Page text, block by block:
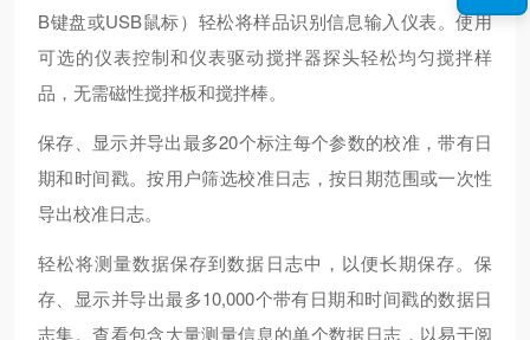
B键盘或USB鼠标）轻松将样品识别信息输入仪表。使用
可选的仪表控制和仪表驱动搅拌器探头轻松均匀搅拌样
品，无需磁性搅拌板和搅拌棒。
保存、显示并导出最多20个标注每个参数的校准，带有日
期和时间戳。按用户筛选校准日志，按日期范围或一次性
导出校准日志。
轻松将测量数据保存到数据日志中，以便长期保存。保
存、显示并导出最多10,000个带有日期和时间戳的数据日
志集。查看包含大量测量信息的单个数据日志，以易于阅